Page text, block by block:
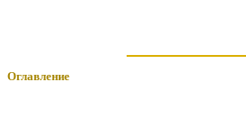
Оглавление